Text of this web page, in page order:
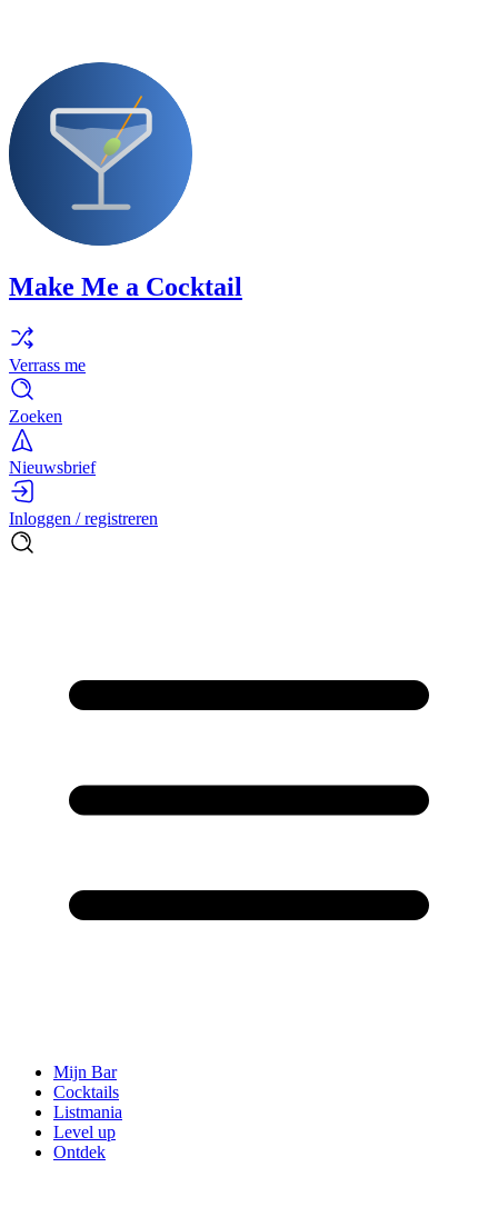
Make Me a Cocktail
Verrass me
Zoeken
Nieuwsbrief
Inloggen / registreren
Mijn Bar
Cocktails
Listmania
Level up
Ontdek